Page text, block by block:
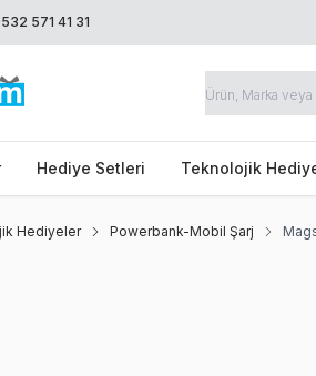
571 41 31
Hediye Setleri Teknolojik
Hediyeler Powerbank-Mobil Şarj